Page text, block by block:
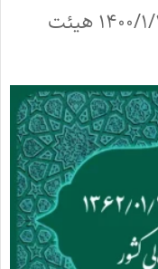
رای وحدت رویه شماره ۸۰۹ – ۱۴۰۰/۱/۱۷ هیئت‌